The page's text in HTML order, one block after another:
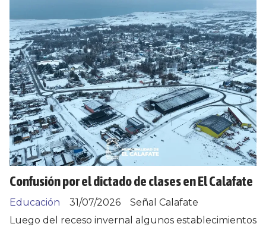
Confusión por el dictado de clases en El Calafate
Señal Calafate
Educación
31/07/2026
Luego del receso invernal algunos establecimientos